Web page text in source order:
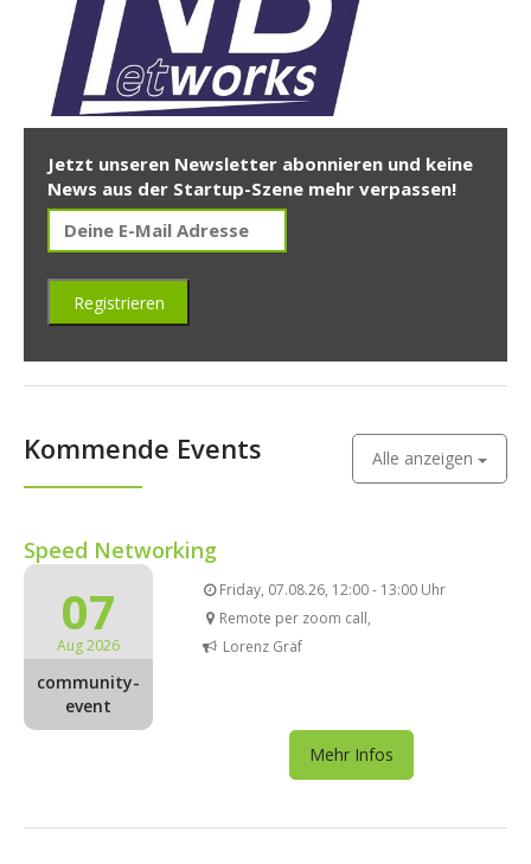
Jetzt unseren Newsletter abonnieren und keine
News aus der Startup-Szene mehr verpassen!
Kommende Events Alle anzeigen
Speed Networking
07
Aug 2026
community-
event
Friday, 07.08.26, 12:00 - 13:00 Uhr
Remote per zoom call,
Lorenz Gräf
Mehr Infos